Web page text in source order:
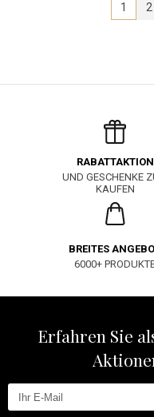
1 2
RABATTAKTION
UND GESCHENKE
KAUFEN
BREITES
6000+
Erfahren Sie